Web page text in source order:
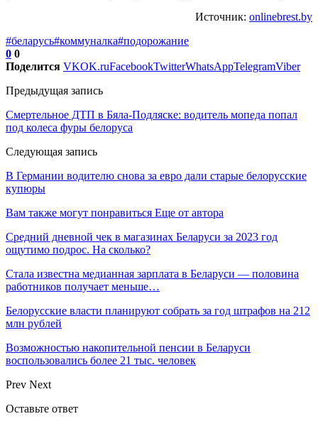
Источник: onlinebrest.by
#беларусь#коммуналка#подорожание
0 0
Поделится VKOK.ruFacebookTwitterWhatsAppTelegramViber
Предыдущая запись
Смертельное ДТП в Бяла-Подляске: водитель мопеда попал
под колеса фуры белоруса
Следующая запись
В Германии водителю снова за евро дали старые белорусские
купюры
Вам также могут понравиться Еще от автора
Средний дневной чек в магазинах Беларуси за 2023 год
ощутимо подрос. На сколько?
Стала известна медианная зарплата в Беларуси — половина
работников получает меньше…
Белорусские власти планируют собрать за год штрафов на 212
млн рублей
Возможностью накопительной пенсии в Беларуси
воспользовались более 21 тыс. человек
Prev Next
Оставьте ответ